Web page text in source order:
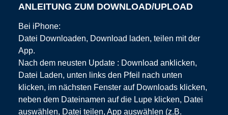
ANLEITUNG ZUM DOWNLOAD/UPLOAD
Bei iPhone:
Datei Downloaden, Download laden, teilen mit der
App.
Nach dem neusten Update : Download anklicken,
Datei Laden, unten links den Pfeil nach unten
klicken, im nächsten Fenster auf Downloads klicken,
neben dem Dateinamen auf die Lupe klicken, Datei
auswählen, Datei teilen, App auswählen (z.B.